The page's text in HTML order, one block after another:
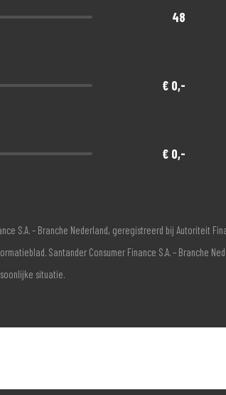
48
€ 0,-
€ 0,-
S.A. – Branche Nederland, geregistreerd bij Autoriteit
Santander Consumer Finance S.A. – Branche
situatie.